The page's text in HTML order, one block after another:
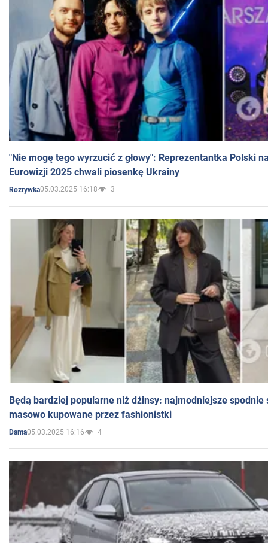
"Nie mogę tego wyrzucić z głowy": Reprezentantka Polski
Eurowizji 2025 chwali piosenkę Ukrainy
Rozrywka05.03.2025 16:18 3
Będą bardziej popularne niż dżinsy: najmodniejsze spodnie
masowo kupowane przez fashionistki
Dama05.03.2025 16:16 4